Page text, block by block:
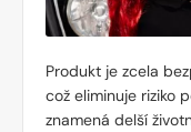
Produkt je zcela
což eliminuje riziko
znamená delší